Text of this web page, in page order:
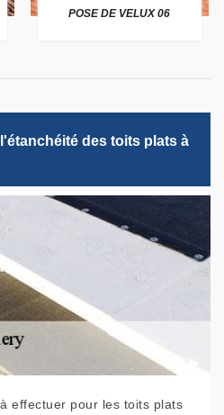
POSE DE VELUX 06
des toits plats à
effectuer pour les toits plats